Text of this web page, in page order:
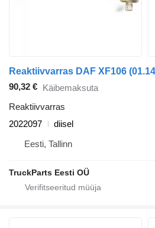
90,32 € Käibemaksuta
Reaktiivvarras
2022097
diisel
Eesti, Tallinn
TruckParts Eesti OÜ